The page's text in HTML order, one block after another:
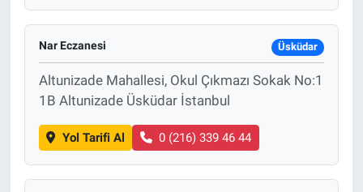
Nar Eczanesi Üsküdar
Altunizade Mahallesi, Okul Çıkmazı Sokak No:1
1B Altunizade Üsküdar İstanbul
Yol Tarifi Al 0 (216) 339 46 44